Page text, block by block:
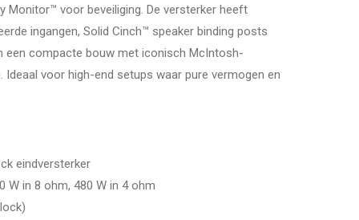
Monitor™ voor beveiliging. De versterker heeft
ingangen, Solid Cinch™ speaker binding posts
een compacte bouw met iconisch McIntosh-
voor high-end setups waar pure vermogen en
eindversterker
W in 8 ohm, 480 W in 4 ohm